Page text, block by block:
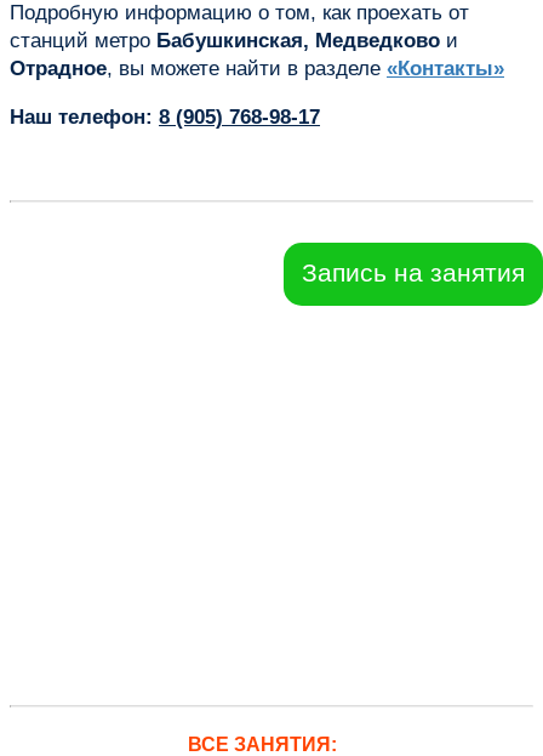
Подробную информацию о том, как проехать от
станций метро Бабушкинская, Медведково и
Отрадное, вы можете найти в разделе «Контакты»
Наш телефон: 8 (905) 768-98-17
ВСЕ ЗАНЯТИЯ:
Запись на занятия